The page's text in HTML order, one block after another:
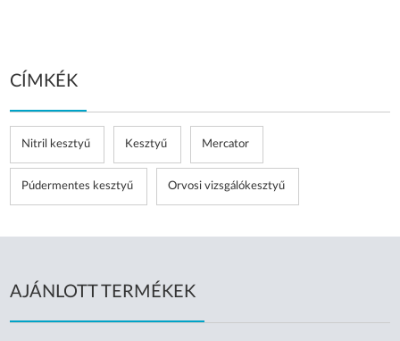
CÍMKÉK
Nitril kesztyű Kesztyű Mercator
Púdermentes kesztyű Orvosi vizsgálókesztyű
AJÁNLOTT TERMÉKEK